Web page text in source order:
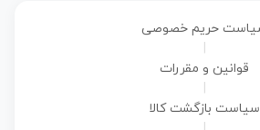
حریم خصوصی
قوانین و مقررات
سیاست بازگشت کالا